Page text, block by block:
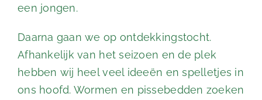
een jongen.
Daarna gaan we op ontdekkingstocht.
Afhankelijk van het seizoen en de plek
hebben wij heel veel ideeën en spelletjes in
ons hoofd. Wormen en pissebedden zoeken